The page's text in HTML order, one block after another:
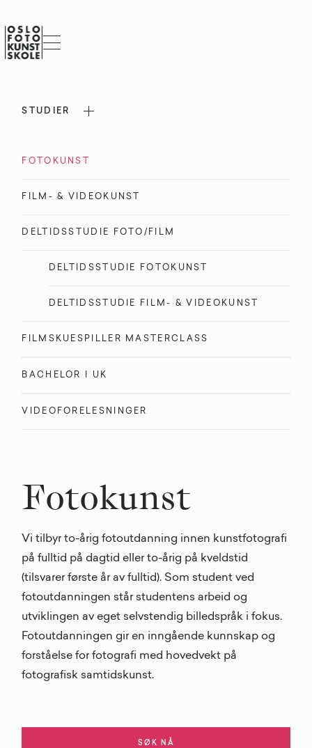
STUDIER
FOTOKUNST
FILM- & VIDEOKUNST
DELTIDSSTUDIE FOTO/FILM
DELTIDSSTUDIE FOTOKUNST
DELTIDSSTUDIE FILM- & VIDEOKUNST
FILMSKUESPILLER MASTERCLASS
BACHELOR I UK
VIDEOFORELESNINGER
Fotokunst
Vi tilbyr to-årig fotoutdanning innen kunstfotografi
på fulltid på dagtid eller to-årig på kveldstid
(tilsvarer første år av fulltid). Som student ved
fotoutdanningen står studentens arbeid og
utviklingen av eget selvstendig billedspråk i fokus.
Fotoutdanningen gir en inngående kunnskap og
forståelse for fotografi med hovedvekt på
fotografisk samtidskunst.
SØK NÅ